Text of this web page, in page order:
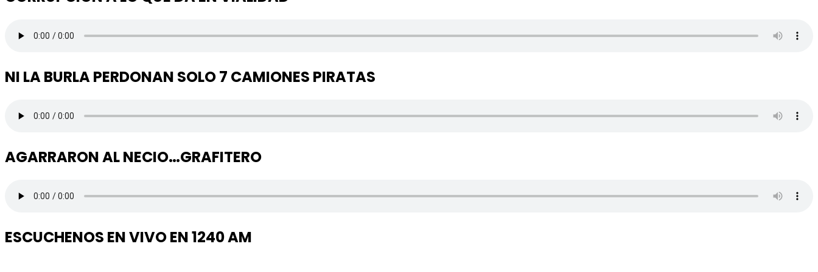
NI LA BURLA PERDONAN SOLO 7 CAMIONES PIRATAS
AGARRARON AL NECIO…GRAFITERO
ESCUCHENOS EN VIVO EN 1240 AM